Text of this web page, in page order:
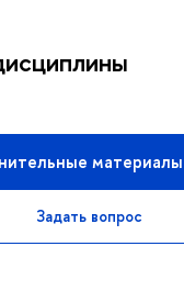
материалы
Задать вопрос